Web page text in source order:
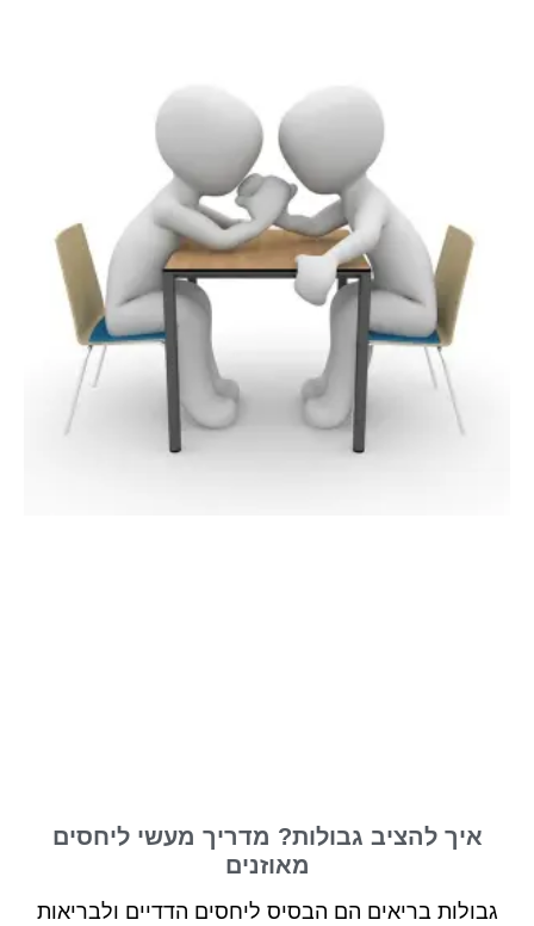
איך להציב גבולות? מדריך מעשי ליחסים
מאוזנים
גבולות בריאים הם הבסיס ליחסים הדדיים ולבריאות